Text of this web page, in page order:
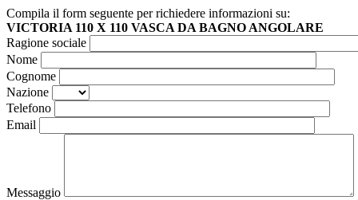
Compila il form seguente per richiedere informazioni su:
VICTORIA 110 X 110 VASCA DA BAGNO ANGOLARE
Ragione sociale
Nome
Cognome
Nazione
Telefono
Email
Messaggio